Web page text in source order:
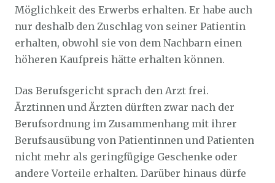
Möglichkeit des Erwerbs erhalten. Er habe auch
nur deshalb den Zuschlag von seiner Patientin
erhalten, obwohl sie von dem Nachbarn einen
höheren Kaufpreis hätte erhalten können.
Das Berufsgericht sprach den Arzt frei.
Ärztinnen und Ärzten dürften zwar nach der
Berufsordnung im Zusammenhang mit ihrer
Berufsausübung von Patientinnen und Patienten
nicht mehr als geringfügige Geschenke oder
andere Vorteile erhalten. Darüber hinaus dürfe